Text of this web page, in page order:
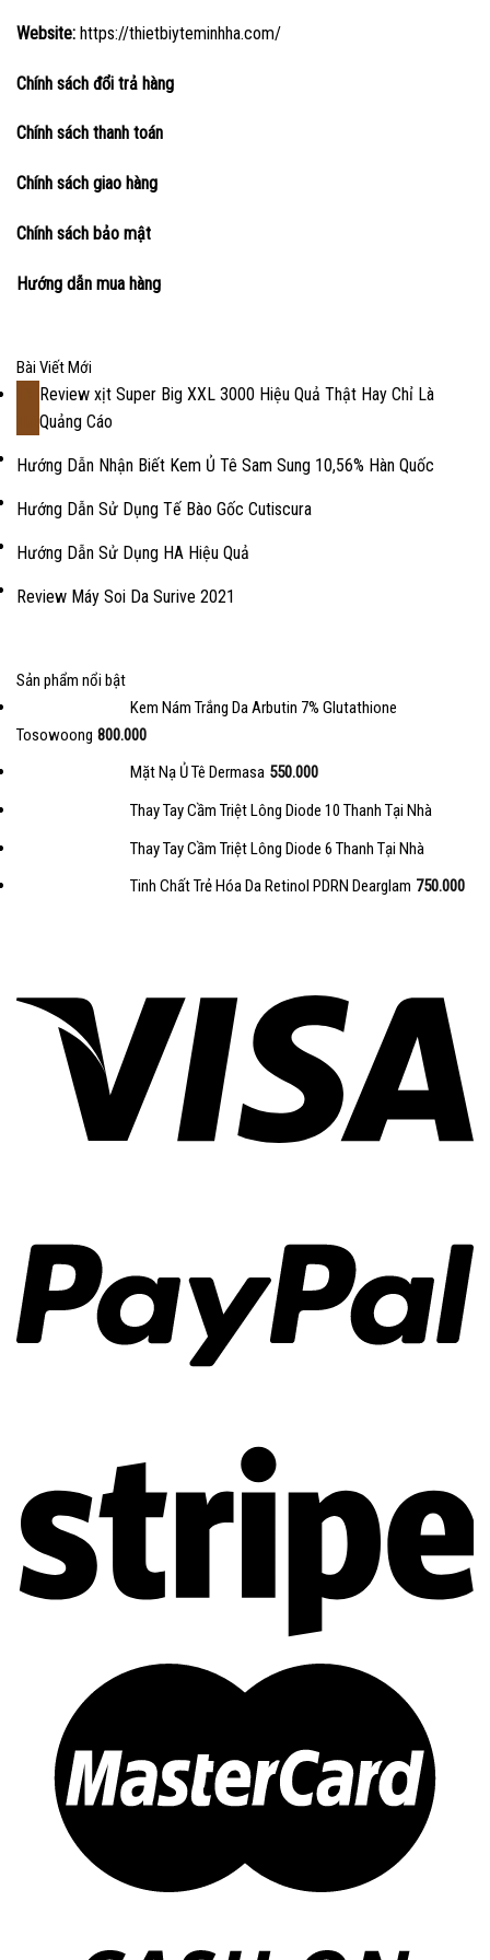
Website: https://thietbiyteminhha.com/
Chính sách đổi trả hàng
Chính sách thanh toán
Chính sách giao hàng
Chính sách bảo mật
Hướng dẫn mua hàng
Bài Viết Mới
Review xịt Super Big XXL 3000 Hiệu Quả Thật Hay Chỉ Là
Quảng Cáo
Hướng Dẫn Nhận Biết Kem Ủ Tê Sam Sung 10,56% Hàn Quốc
Hướng Dẫn Sử Dụng Tế Bào Gốc Cutiscura
Hướng Dẫn Sử Dụng HA Hiệu Quả
Review Máy Soi Da Surive 2021
Sản phẩm nổi bật
Kem Nám Trắng Da Arbutin 7% Glutathione
Tosowoong 800.000
Mặt Nạ Ủ Tê Dermasa 550.000
Thay Tay Cầm Triệt Lông Diode 10 Thanh Tại Nhà
Thay Tay Cầm Triệt Lông Diode 6 Thanh Tại Nhà
Tinh Chất Trẻ Hóa Da Retinol PDRN Dearglam 750.000